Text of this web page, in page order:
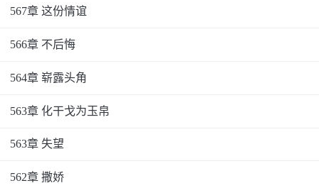
567章 这份情谊
566章 不后悔
564章 崭露头角
563章 化干戈为玉帛
563章 失望
562章 撒娇